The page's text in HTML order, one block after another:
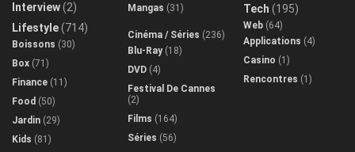
Interview(2)
Lifestyle(714)
Boissons (30)
Box (71)
Finance (11)
Food (50)
Jardin (29)
Kids (81)
Mangas (31)
Cinéma / Séries (236)
Blu-Ray(18)
DVD (4)
Festival De Cannes
(2)
Films (164)
Séries (56)
Tech (195)
Web (64)
Applications (4)
Casino (1)
Rencontres (1)